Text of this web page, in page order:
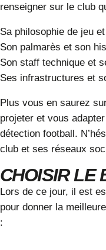
renseigner sur le club
Sa philosophie de jeu
Son palmarès et son
Son staff technique et
Ses infrastructures et
Plus vous en saurez
projeter et vous
détection football.
club et ses réseaux
CHOISIR LE
Lors de ce jour, il est
pour donner la
: